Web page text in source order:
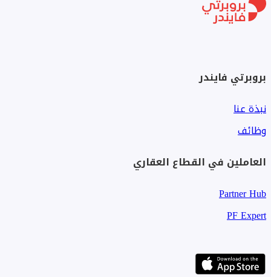
بروبرتي فايندر
نبذة عنا
وظائف
العاملين في القطاع العقاري
Partner Hub
PF Expert